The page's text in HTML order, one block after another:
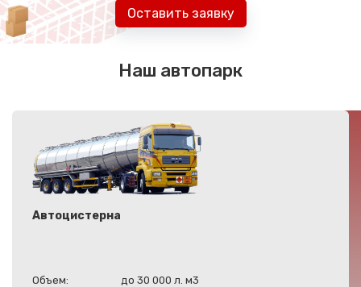
Оставить заявку
Наш автопарк
Автоцистерна
Объем: до 30 000 л. м3